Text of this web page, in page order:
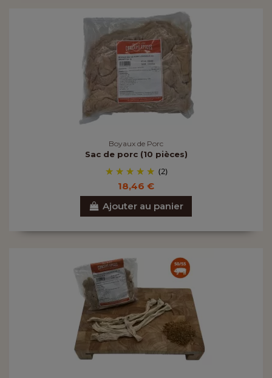
Boyaux de Porc
Sac de porc (10 pièces)
(2)
18,46 €
Ajouter au panier